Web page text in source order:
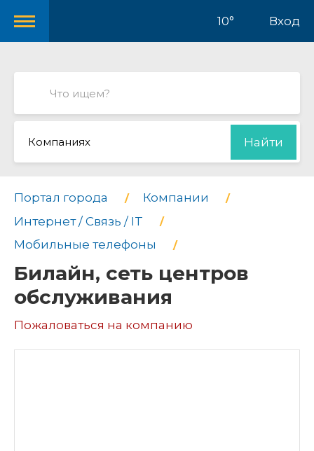
10° Вход
Компаниях Найти
Портал города
Компании
Интернет / Связь / IT
Мобильные телефоны
Билайн, сеть центров
обслуживания
Пожаловаться на компанию